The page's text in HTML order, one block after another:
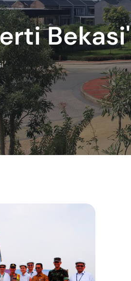
Bekasi'